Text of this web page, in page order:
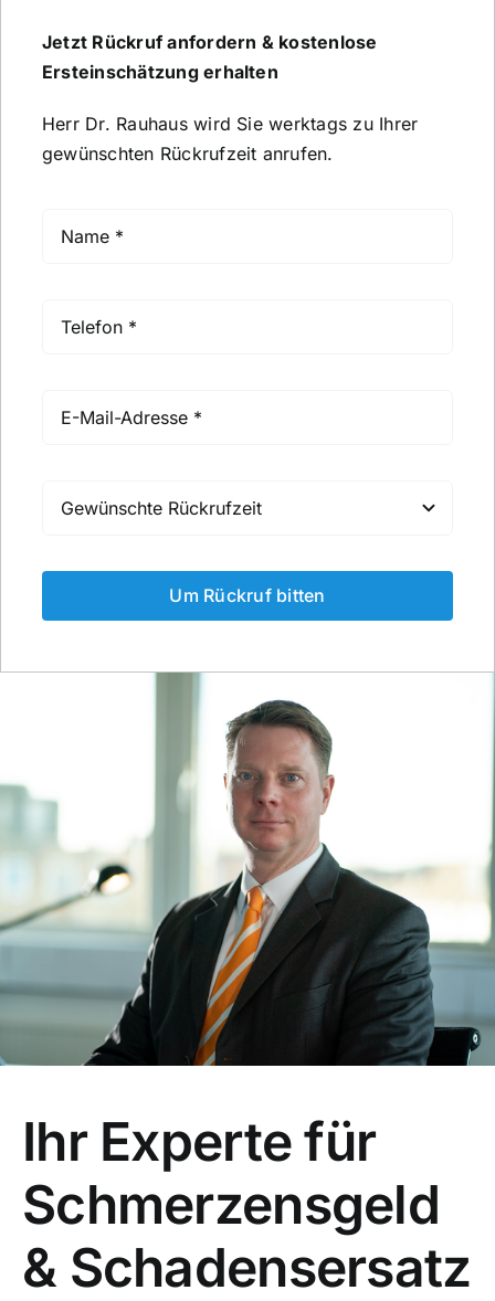
Jetzt Rückruf anfordern & kostenlose
Ersteinschätzung erhalten
Herr Dr. Rauhaus wird Sie werktags zu Ihrer
gewünschten Rückrufzeit anrufen.
Um Rückruf bitten
Ihr Experte für
Schmerzensgeld
& Schadensersatz